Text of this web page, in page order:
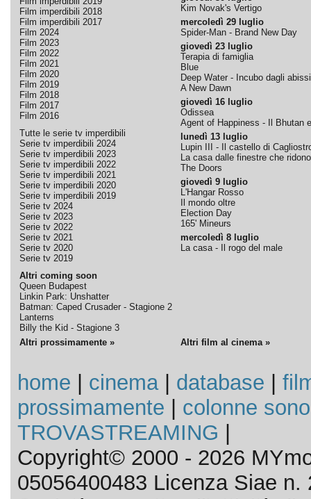
Film imperdibili 2018
Film imperdibili 2017
Film 2024
Film 2023
Film 2022
Film 2021
Film 2020
Film 2019
Film 2018
Film 2017
Film 2016
Tutte le serie tv imperdibili
Serie tv imperdibili 2024
Serie tv imperdibili 2023
Serie tv imperdibili 2022
Serie tv imperdibili 2021
Serie tv imperdibili 2020
Serie tv imperdibili 2019
Serie tv 2024
Serie tv 2023
Serie tv 2022
Serie tv 2021
Serie tv 2020
Serie tv 2019
Altri coming soon
Queen Budapest
Linkin Park: Unshatter
Batman: Caped Crusader - Stagione 2
Lanterns
Billy the Kid - Stagione 3
Kim Novak's Vertigo
mercoledì 29 luglio
Spider-Man - Brand New Day
giovedì 23 luglio
Terapia di famiglia
Blue
Deep Water - Incubo dagli abissi
A New Dawn
giovedì 16 luglio
Odissea
Agent of Happiness - Il Bhutan
lunedì 13 luglio
Lupin III - Il castello di
La casa dalle finestre che ridono
The Doors
giovedì 9 luglio
L'Hangar Rosso
Il mondo oltre
Election Day
165' Mineurs
mercoledì 8 luglio
La casa - Il rogo del male
Altri prossimamente » Altri film al cinema »
home cinema| database
prossimamente
colonne
TROVASTREAMING
Copyright© 2000 - 2026
05056400483 Licenza Siae n.